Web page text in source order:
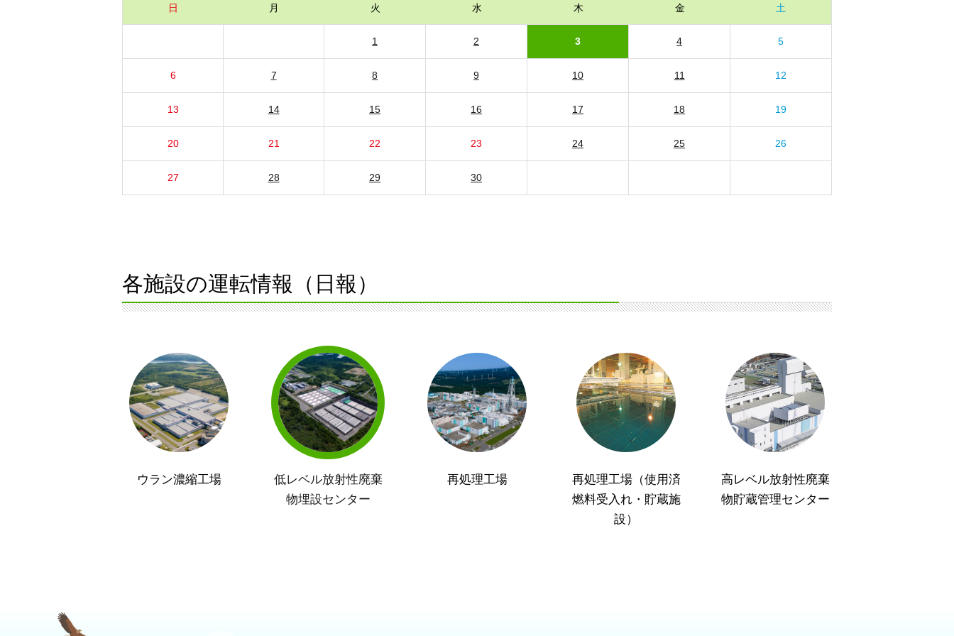
日 月 火 水 木 金 土
1 2 3 4 5
6 7 8 9 10 11 12
13 14 15 16 17 18 19
20 21 22 23 24 25 26
27 28 29 30
各施設の運転情報（日報）
ウラン濃縮工場
低レベル放射性廃棄
物埋設センター
再処理工場
再処理工場（使用済
燃料受入れ・貯蔵施
設）
高レベル放射性廃棄
物貯蔵管理センター